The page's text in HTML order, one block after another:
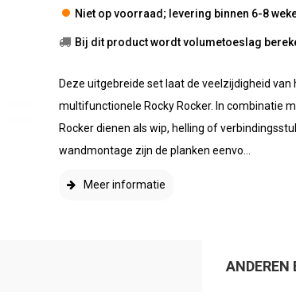
Niet op voorraad; levering binnen 6-8
Bij dit product wordt volumetoeslag
Deze uitgebreide set laat de veelzijdigheid
multifunctionele Rocky Rocker. In combinatie
Rocker dienen als wip, helling of
wandmontage zijn de planken eenvo...
Meer informatie
ANDEREN